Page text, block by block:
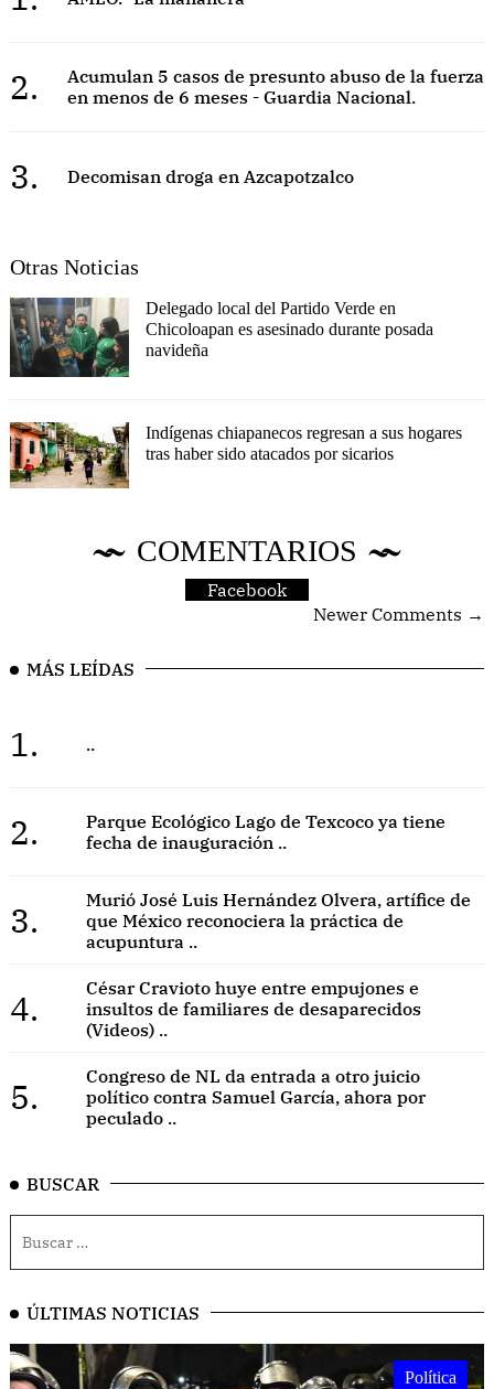
2.
Acumulan 5 casos de presunto abuso de la fuerza
en menos de 6 meses - Guardia Nacional.
3. Decomisan droga en Azcapotzalco
Otras Noticias
Delegado local del Partido Verde en
Chicoloapan es asesinado durante posada
navideña
Indígenas chiapanecos regresan a sus hogares
tras haber sido atacados por sicarios
COMENTARIOS
Facebook
Newer Comments →
MÁS LEÍDAS
1. ..
2.
Parque Ecológico Lago de Texcoco ya tiene
fecha de inauguración ..
3.
Murió José Luis Hernández Olvera, artífice de
que México reconociera la práctica de
acupuntura ..
4.
César Cravioto huye entre empujones e
insultos de familiares de desaparecidos
(Videos) ..
5.
Congreso de NL da entrada a otro juicio
político contra Samuel García, ahora por
peculado ..
BUSCAR
ÚLTIMAS NOTICIAS
Política